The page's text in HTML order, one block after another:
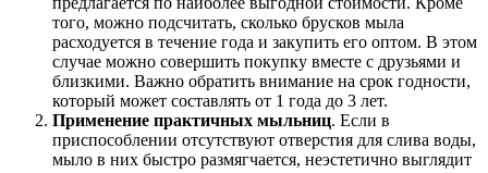
того, можно подсчитать, сколько брусков мыла
расходуется в течение года и закупить его оптом. В этом
случае можно совершить покупку вместе с друзьями и
близкими. Важно обратить внимание на срок годности,
который может составлять от 1 года до 3 лет.
Применение практичных мыльниц. Если в
приспособлении отсутствуют отверстия для слива воды,
мыло в них быстро размягчается, неэстетично выглядит